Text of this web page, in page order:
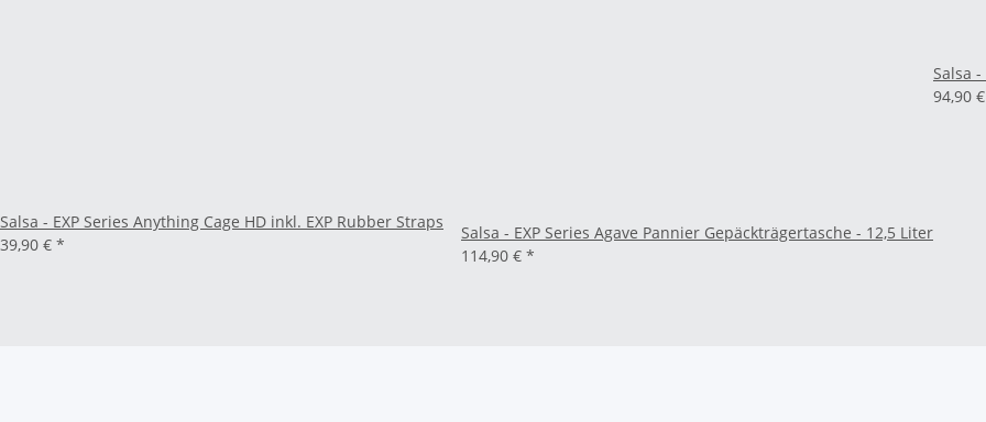
Salsa - EXP Series Anything Cage HD inkl. EXP Rubber Straps
39,90 € *
Salsa - EXP Series Agave Pannier Gepäckträgertasche - 12,5 Liter
114,90 € *
Salsa
94,90 €